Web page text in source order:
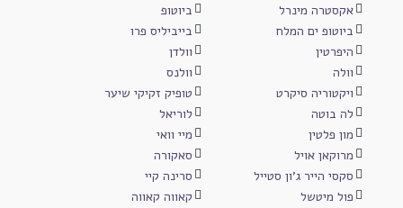
אקסטרה מינרל
ביוטופ
ביוטופ ים המלח
בייביליס פרו
היפרטין
וולדן
וולה
וולנס
ויקטוריה סיקרט
טופיק זקיקי שיער
לה בוטה
לוריאל
מון פלטין
מיי וואי
מרוקאן אויל
סאקורה
סקסי הייר ג'ון סטייל
סרינה קיי
פול מיטשל
קאווה קאווה